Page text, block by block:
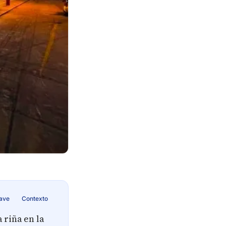
Contexto
riña en la